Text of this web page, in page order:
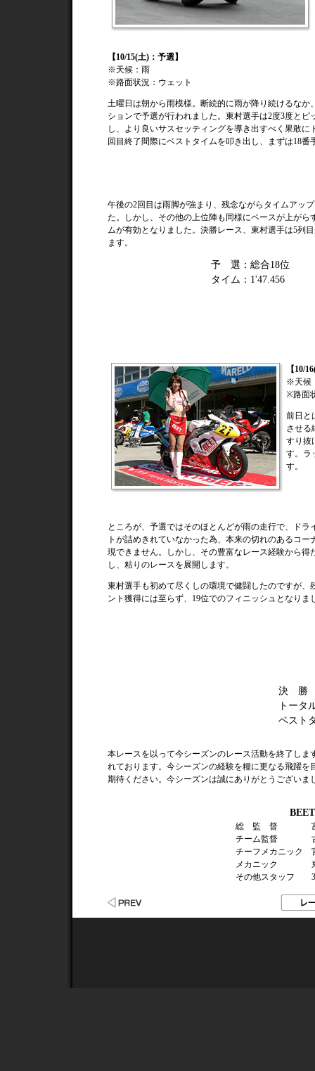
【10/15(土)：予選】
※天候：雨
※路面状況：ウェット
土曜日は朝から雨模様。断続的に雨が降り続けるなか
ションで予選が行われました。東村選手は2度3度とピ
し、より良いサスセッティングを導き出すべく果敢に
回目終了間際にベストタイムを叩き出し、まずは18番
午後の2回目は雨脚が強まり、残念ながらタイムアッ
た。しかし、その他の上位陣も同様にペースが上がら
ムが有効となりました。決勝レース、東村選手は5列
ます。
予 選 ： 総合18位
タイム ： 1'47.456
【10/
※天候
※路面
前日と
させる
すり抜
す。ラ
す。
ところが、予選ではそのほとんどが雨の走行で、ドラ
トが詰めきれていなかった為、本来の切れのあるコー
現できません。しかし、その豊富なレース経験から得
し、粘りのレースを展開します。
東村選手も初めて尽くしの環境で健闘したのですが、
ント獲得には至らず、19位でのフィニッシュとなりま
決 勝
トータ
ベスト
本レースを以って今シーズンのレース活動を終了しま
れております。今シーズンの経験を糧に更なる飛躍
期待ください。今シーズンは誠にありがとうございま
総 監 督
チーム監督
チーフメカニック
メカニック
その他スタッフ
3